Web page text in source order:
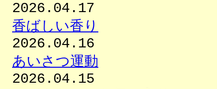
2026.04.17
香ばしい香り
2026.04.16
あいさつ運動
2026.04.15